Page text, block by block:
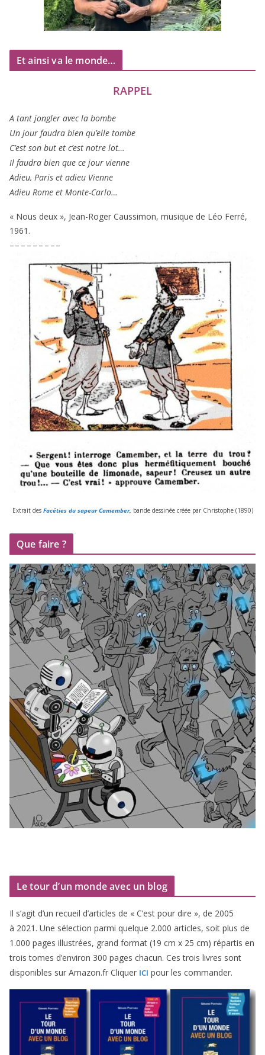
Et ainsi va le monde…
RAPPEL
A tant jon­gler avec la bombe
Un jour fau­dra bien qu’elle tombe
C’est son but et c’est notre lot…
Il fau­dra bien que ce jour vienne
Adieu, Paris et adieu Vienne
Adieu Rome et Monte-Carlo…
« Nous deux », Jean-Roger Caussimon, musique de Léo Ferré,
1961 .
– – – – – – – – –
Extrait desFacéties du sapeur Camember, bande des­si­née créée par Christophe (1890)
Que faire ?
Le tour d’un monde avec un blog
Il s’agit d’un recueil d’ar­ticles de « C’est pour dire », de 2005
à 2021 . Une sélec­tion par­mi quelque 2.000 articles, soit plus de
1 .000 pages illus­trées, grand for­mat (19 cm x 25 cm) répar­tis en
trois tomes d’environ 300 pages cha­cun. Ces trois livres sont
dis­po­nibles sur Amazon​.fr Cliquer ICI pour les commander.